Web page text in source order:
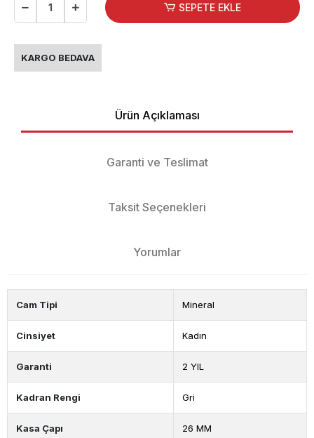
SEPETE EKLE
KARGO BEDAVA
Ürün Açıklaması
Garanti ve Teslimat
Taksit Seçenekleri
Yorumlar
Cam Tipi Mineral
Cinsiyet Kadın
Garanti 2 YIL
Kadran Rengi Gri
Kasa Çapı 26 MM